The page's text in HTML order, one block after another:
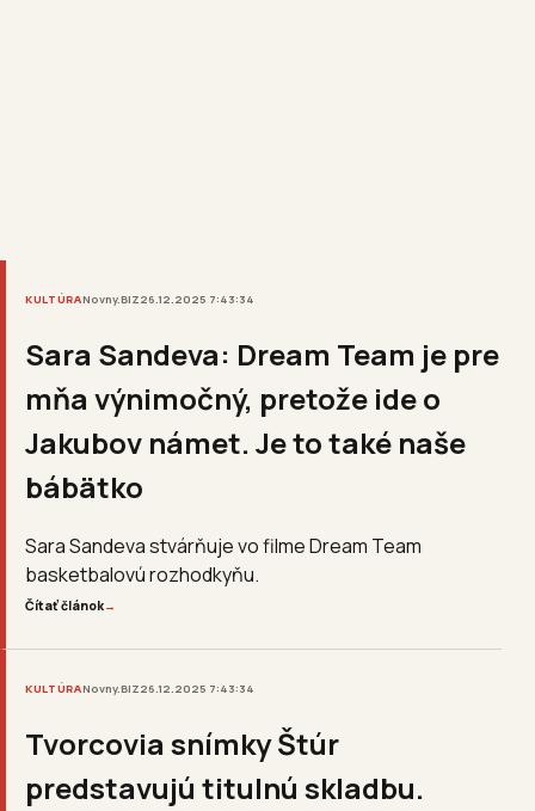
KULTÚRANovny.BIZ26.12.2025 7:43:34
Sara Sandeva: Dream Team je pre
mňa výnimočný, pretože ide o
Jakubov námet. Je to také naše
bábätko
Sara Sandeva stvárňuje vo filme Dream Team
basketbalovú rozhodkyňu.
Čítať článok→
KULTÚRANovny.BIZ26.12.2025 7:43:34
Tvorcovia snímky Štúr
predstavujú titulnú skladbu.